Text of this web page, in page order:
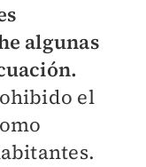
algunas
el